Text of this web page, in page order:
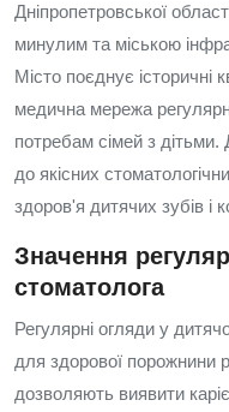
Дніпропетровської
минулим та міською
Місто поєднує історичні
медична мережа
потребам сімей з
до якісних
здоров'я дитячих зубів і
Значення
стоматолога
Регулярні огляди у
для здорової порожнини
дозволяють виявити